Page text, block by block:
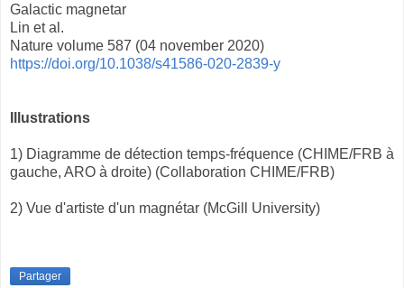
Galactic magnetar
Lin et al.
Nature volume 587 (04 november 2020)
https://doi.org/10.1038/s41586-020-2839-y
Illustrations
1) Diagramme de détection temps-fréquence (CHIME/FRB à
gauche, ARO à droite) (Collaboration CHIME/FRB)
2) Vue d'artiste d'un magnétar (McGill University)
Partager